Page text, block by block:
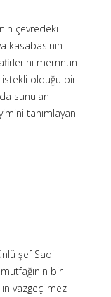
çevredeki
kasabasının
memnun
istekli olduğu bir
sunulan
tanımlayan
şef Sadi
bir
vazgeçilmez